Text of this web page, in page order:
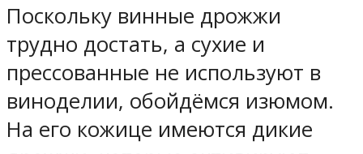
Поскольку винные дрожжи
трудно достать, а сухие и
прессованные не используют в
виноделии, обойдёмся изюмом.
На его кожице имеются дикие